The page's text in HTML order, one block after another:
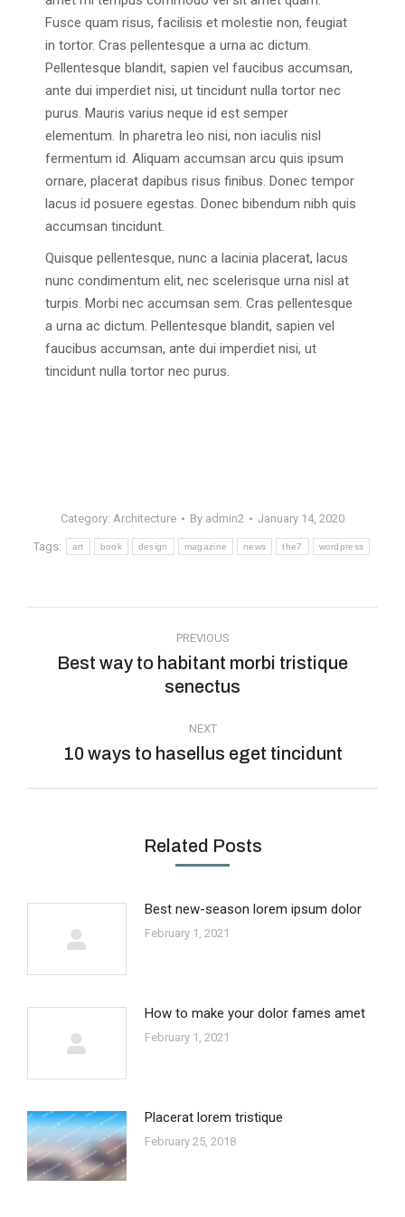
Fusce quam risus, facilisis et molestie non, feugiat
in tortor. Cras pellentesque a urna ac dictum.
Pellentesque blandit, sapien vel faucibus accumsan,
ante dui imperdiet nisi, ut tincidunt nulla tortor nec
purus. Mauris varius neque id est semper
elementum. In pharetra leo nisi, non iaculis nisl
fermentum id. Aliquam accumsan arcu quis ipsum
ornare, placerat dapibus risus finibus. Donec tempor
lacus id posuere egestas. Donec bibendum nibh quis
accumsan tincidunt.
Quisque pellentesque, nunc a lacinia placerat, lacus
nunc condimentum elit, nec scelerisque urna nisl at
turpis. Morbi nec accumsan sem. Cras pellentesque
a urna ac dictum. Pellentesque blandit, sapien vel
faucibus accumsan, ante dui imperdiet nisi, ut
tincidunt nulla tortor nec purus.
Category: Architecture By admin2 January 14, 2020
Tags: art book design magazine news the7 wordpress
PREVIOUS
Best way to habitant morbi tristique
senectus
NEXT
10 ways to hasellus eget tincidunt
Related Posts
Best new-season lorem ipsum dolor
February 1, 2021
How to make your dolor fames amet
February 1, 2021
Placerat lorem tristique
February 25, 2018